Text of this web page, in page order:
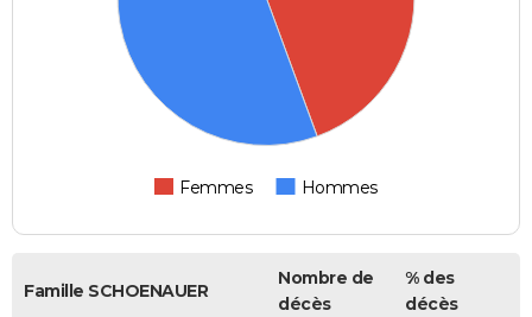
Femmes Hommes
Famille SCHOENAUER
Nombre de
décès
% des
décès